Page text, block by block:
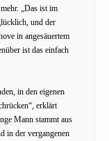
„Das ist im
und der
in angesäuertem
ist das einfach
in den eigenen
erklärt
Mann stammt aus
in der vergangenen